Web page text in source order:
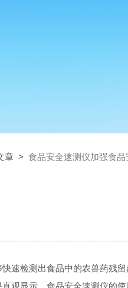
章 > 食品安全速测仪加强食品
检测出食品中的农兽药残留
观显示。食品安全速测仪的